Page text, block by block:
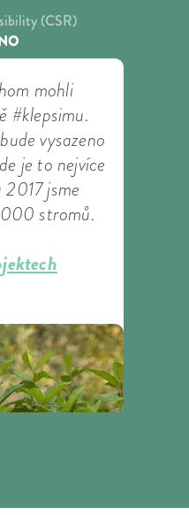
(CSR)
mohli
#klepsimu.
vysazeno
je to nejvíce
jsme
stromů.